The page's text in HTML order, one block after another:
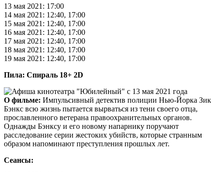
13 мая 2021: 17:00
14 мая 2021: 12:40, 17:00
15 мая 2021: 12:40, 17:00
16 мая 2021: 12:40, 17:00
17 мая 2021: 12:40, 17:00
18 мая 2021: 12:40, 17:00
19 мая 2021: 12:40, 17:00
Пила: Спираль 18+ 2D
О фильме: Импульсивный детектив полиции Нью-Йорка Зик
Бэнкс всю жизнь пытается вырваться из тени своего отца,
прославленного ветерана правоохранительных органов.
Однажды Бэнксу и его новому напарнику поручают
расследование серии жестоких убийств, которые странным
образом напоминают преступления прошлых лет.
Сеансы: